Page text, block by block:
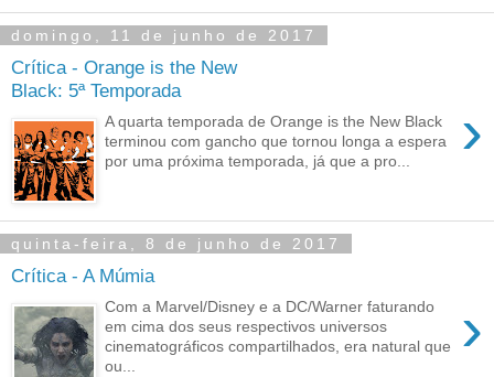
domingo, 11 de junho de 2017
Crítica - Orange is the New
Black: 5ª Temporada
›
A quarta temporada de Orange is the New Black
terminou com gancho que tornou longa a espera
por uma próxima temporada, já que a pro...
quinta-feira, 8 de junho de 2017
Crítica - A Múmia
›
Com a Marvel/Disney e a DC/Warner faturando
em cima dos seus respectivos universos
cinematográficos compartilhados, era natural que
ou...